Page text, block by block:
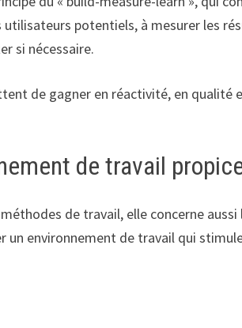
utilisateurs potentiels, à mesurer les
si nécessaire.
de gagner en réactivité, en
de travail
de travail, elle concerne
un environnement de travail qui